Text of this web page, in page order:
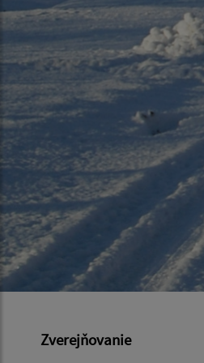
Zverejňovanie